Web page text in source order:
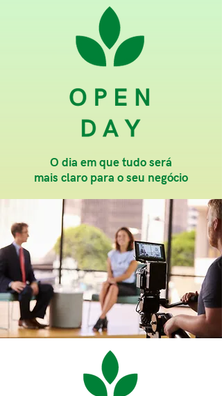
O dia em que tudo será
mais claro para o seu negócio